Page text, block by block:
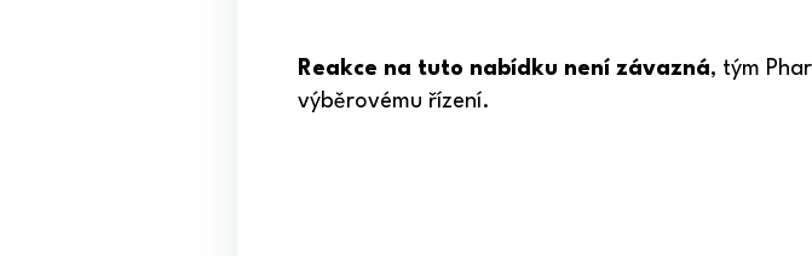
Reakce na tuto nabídku není závazná, tým
výběrovému řízení.